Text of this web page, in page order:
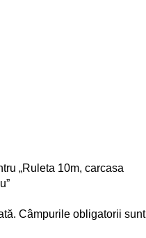
„Ruleta 10m, carcasa
Câmpurile obligatorii sunt